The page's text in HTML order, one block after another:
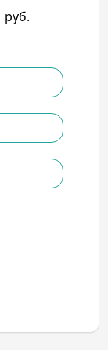
руб.